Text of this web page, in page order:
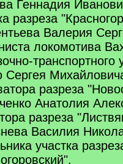
Геннадия
разреза
Валерия
локомотива
транспортного
Сергея
разреза
Анатолия
разреза
Василия
участка